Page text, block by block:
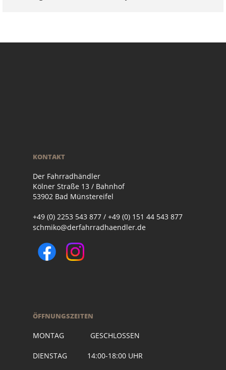
KONTAKT
Der Fahrradhändler
Kölner Straße 13 / Bahnhof
53902 Bad Münstereifel
+49 (0) 2253 543 877 / +49 (0) 151 44 543 877
schmiko@derfahrradhaendler.de
ÖFFNUNGSZEITEN
MONTAG GESCHLOSSEN
DIENSTAG 14:00-18:00 UHR